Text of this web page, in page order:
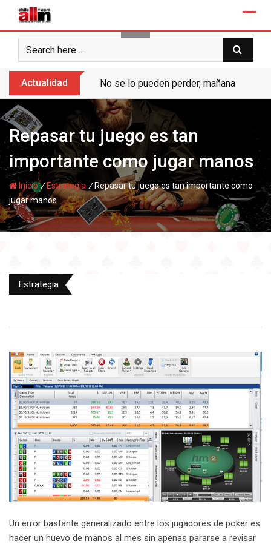
content
Actualidad No se lo pueden perder, mañana “Ases
Repasar tu juego es tan
importante como jugar manos
Inicio/Estrategia /Repasar tu juego es tan importante como
jugar manos
Estrategia
Un error bastante generalizado entre los jugadores de poker es
hacer un huevo de manos al mes sin apenas pararse a revisar